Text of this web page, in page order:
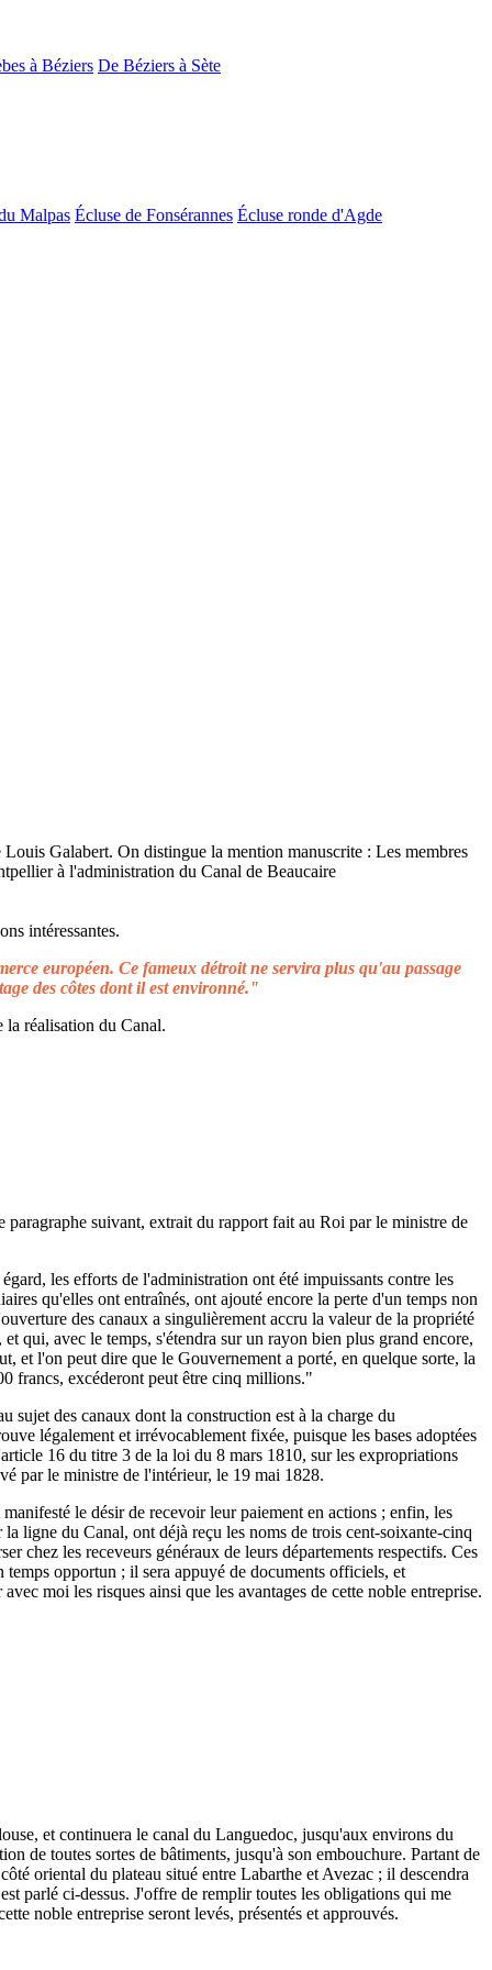
à Béziers De Béziers à Sète
Malpas Écluse de Fonsérannes Écluse ronde d'Agde
intéressantes.
européen. Ce fameux détroit ne servira plus qu'au passage
des côtes dont il est environné."
réalisation du Canal.
suivant, extrait du rapport fait au Roi par le ministre de
les efforts de l'administration ont été impuissants contre les
qu'elles ont entraînés, ont ajouté encore la perte d'un temps non
des canaux a singulièrement accru la valeur de la propriété
qui, avec le temps, s'étendra sur un rayon bien plus grand encore,
et l'on peut dire que le Gouvernement a porté, en quelque sorte, la
francs, excéderont peut être cinq millions."
sujet des canaux dont la construction est à la charge du
légalement et irrévocablement fixée, puisque les bases adoptées
16 du titre 3 de la loi du 8 mars 1810, sur les expropriations
par le ministre de l'intérieur, le 19 mai 1828.
le désir de recevoir leur paiement en actions ; enfin, les
ligne du Canal, ont déjà reçu les noms de trois cent-soixante-cinq
chez les receveurs généraux de leurs départements respectifs. Ces
temps opportun ; il sera appuyé de documents officiels, et
moi les risques ainsi que les avantages de cette noble entreprise.
et continuera le canal du Languedoc, jusqu'aux environs du
de toutes sortes de bâtiments, jusqu'à son embouchure. Partant de
oriental du plateau situé entre Labarthe et Avezac ; il descendra
parlé ci-dessus. J'offre de remplir toutes les obligations qui me
noble entreprise seront levés, présentés et approuvés.